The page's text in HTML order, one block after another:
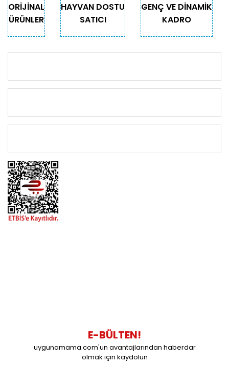
ORİJİNAL
ÜRÜNLER
HAYVAN DOSTU
SATICI
GENÇ VE DİNAMİK
KADRO
E-BÜLTEN!
uygunamama.com'un avantajlarından haberdar
olmak için kaydolun